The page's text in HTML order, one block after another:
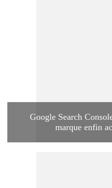
Google Search
marque enfin